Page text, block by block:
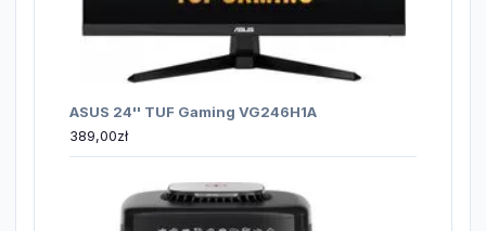
ASUS 24'' TUF Gaming VG246H1A
389,00zł